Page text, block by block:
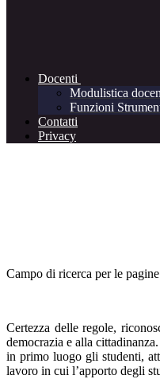
Docenti
Modulistica
Funzioni
Contatti
Privacy
Campo di ricerca per le
Certezza delle regole,
democrazia e alla
in primo luogo gli studenti,
lavoro in cui l’apporto degli